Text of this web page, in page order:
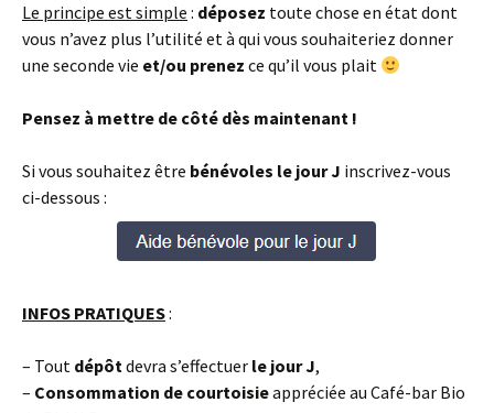
Le principe est simple : déposez toute chose en état dont
vous n’avez plus l’utilité et à qui vous souhaiteriez donner
une seconde vie et/ou prenez ce qu’il vous plait
Pensez à mettre de côté dès maintenant !
Si vous souhaitez être bénévoles le jour J inscrivez-vous
ci-dessous :
INFOS PRATIQUES:
– Tout dépôtdevra s’effectuer le jour J,
– Consommation de courtoisieappréciée au Café-bar Bio